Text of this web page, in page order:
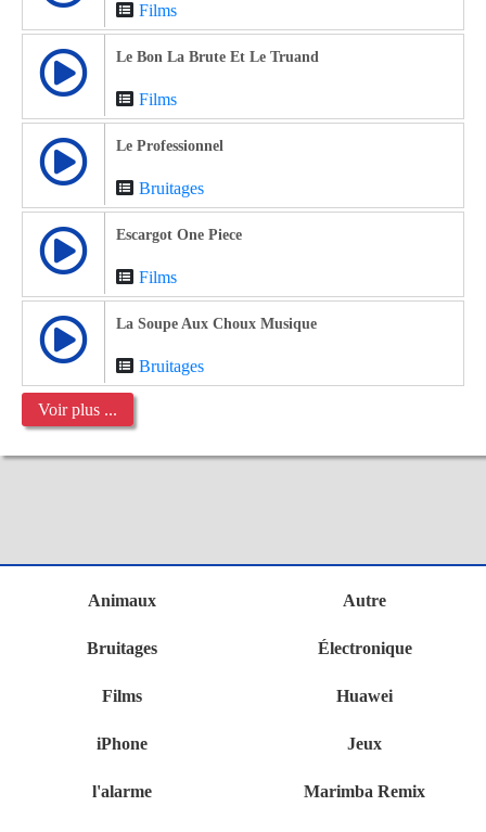
Films
Le Bon La Brute Et Le Truand
Films
Le Professionnel
Bruitages
Escargot One Piece
Films
La Soupe Aux Choux Musique
Bruitages
Voir plus ...
Animaux Autre
Bruitages Électronique
Films Huawei
iPhone Jeux
l'alarme Marimba Remix